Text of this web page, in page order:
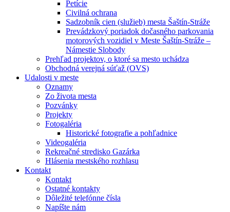
Petície
Civilná ochrana
Sadzobník cien (služieb) mesta Šaštín-Stráže
Prevádzkový poriadok dočasného parkovania
motorových vozidiel v Meste Šaštín-Stráže –
Námestie Slobody
Prehľad projektov, o ktoré sa mesto uchádza
Obchodná verejná súťaž (OVS)
Udalosti v meste
Oznamy
Zo života mesta
Pozvánky
Projekty
Fotogaléria
Historické fotografie a pohľadnice
Videogaléria
Rekreačné stredisko Gazárka
Hlásenia mestského rozhlasu
Kontakt
Kontakt
Ostatné kontakty
Dôležité telefónne čísla
Napíšte nám